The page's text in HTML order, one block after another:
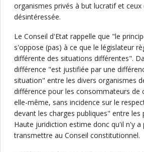
organismes privés à but lucratif et
désintéressée.
Le Conseil d'Etat rappelle que "le
s'oppose (pas) à ce que le législateur
différente des situations différentes".
différence "est justifiée par une
situation" entre les divers organismes
différence pour les consommateurs de
elle-même, sans incidence sur le
devant les charges publiques" entre les
Haute juridiction estime donc qu'il n'y a
transmettre au Conseil constitutionnel.